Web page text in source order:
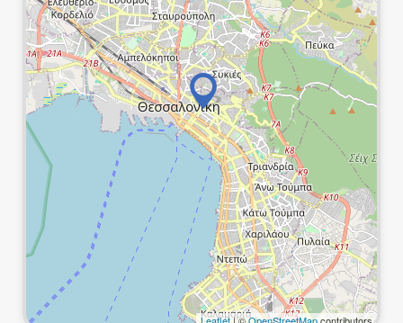
Leaflet| ©OpenStreetMapcontributors